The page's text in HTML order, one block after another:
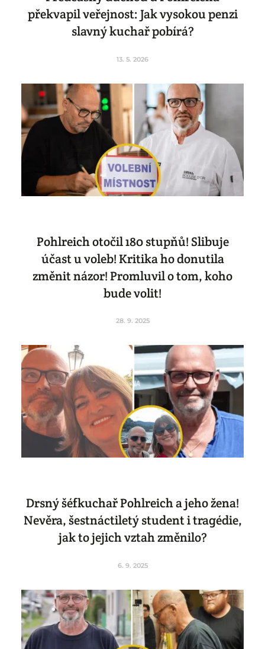
překvapil veřejnost: Jak vysokou penzi
slavný kuchař pobírá?
13. 5. 2026
Pohlreich otočil 180 stupňů! Slibuje
účast u voleb! Kritika ho donutila
změnit názor! Promluvil o tom, koho
bude volit!
28. 9. 2025
Drsný šéfkuchař Pohlreich a jeho žena!
Nevěra, šestnáctiletý student i tragédie,
jak to jejich vztah změnilo?
6. 9. 2025